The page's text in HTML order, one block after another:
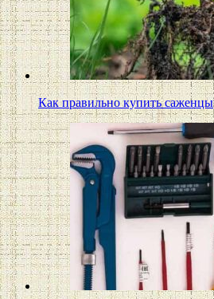
Как правильно купить саженцы